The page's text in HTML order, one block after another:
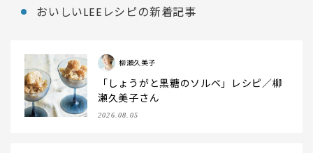
おいしいLEEレシピの新着記事
柳瀬久美子
「しょうがと黒糖のソルベ」レシピ／柳
瀬久美子さん
2026.08.05